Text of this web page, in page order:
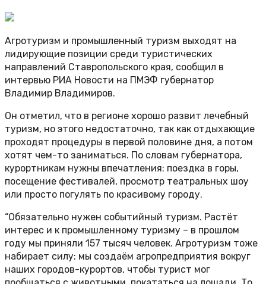
Агротуризм и промышленный туризм выходят на
лидирующие позиции среди туристических
направлений Ставропольского края, сообщил в
интервью РИА Новости на ПМЭФ губернатор
Владимир Владимиров.
Он отметил, что в регионе хорошо развит лечебный
туризм, но этого недостаточно, так как отдыхающие
проходят процедуры в первой половине дня, а потом
хотят чем-то заниматься. По словам губернатора,
курортникам нужны впечатления: поездка в горы,
посещение фестивалей, просмотр театральных шоу
или просто погулять по красивому городу.
“Обязательно нужен событийный туризм. Растёт
интерес и к промышленному туризму – в прошлом
году мы приняли 157 тысяч человек. Агротуризм тоже
набирает силу: мы создаём агропредприятия вокруг
наших городов-курортов, чтобы турист мог